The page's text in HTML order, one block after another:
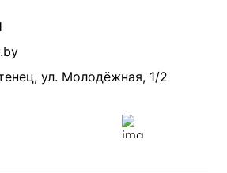
отопления
ул. Молодёжная, 1/2